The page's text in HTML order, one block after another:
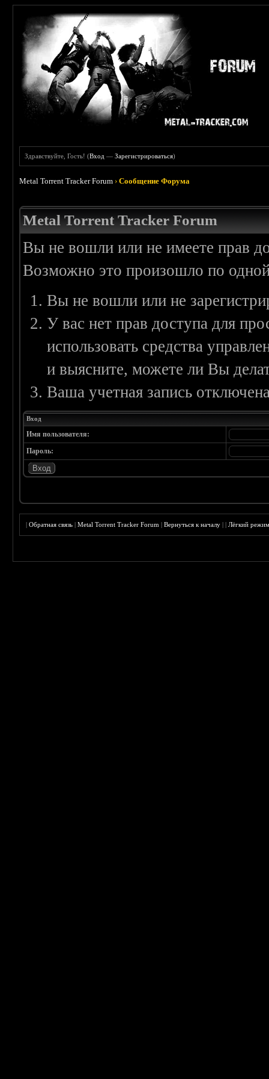
Здравствуйте, Гость! (Вход —Зарегистрироваться)
Metal Torrent Tracker Forum ›Сообщение Форума
Metal Torrent Tracker Forum
Вы не вошли или не имеете прав
Возможно это произошло по
Вы не вошли или не
У вас нет прав доступа для
использовать средства
и выясните, можете ли Вы
Ваша учетная запись
Вход
Имя пользователя:
Пароль:
|Обратная связь |Metal Torrent Tracker Forum |Вернуться к началу ||Лёгкий